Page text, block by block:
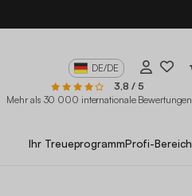
DE/DE
3,8 / 5
Mehr als 30 000 internationale Bewertungen
Ihr TreueprogrammProfi-Bereich